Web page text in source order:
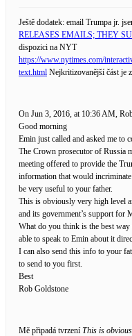
Ještě dodatek: email Trumpa jr.
RELEASES EMAILS; THEY
dispozici na NYT
https://www.nytimes.com/
text.html Nejkritizovanější část je
On Jun 3, 2016, at 10:36 AM,
Good morning
Emin just called and asked me to
The Crown prosecutor of Russia
meeting offered to provide the
information that would
be very useful to your father.
This is obviously very high level
and its government’s support for
What do you think is the best
able to speak to Emin about it
I can also send this info to your
to send to you first.
Best
Rob Goldstone
Mě připadá tvrzení This is